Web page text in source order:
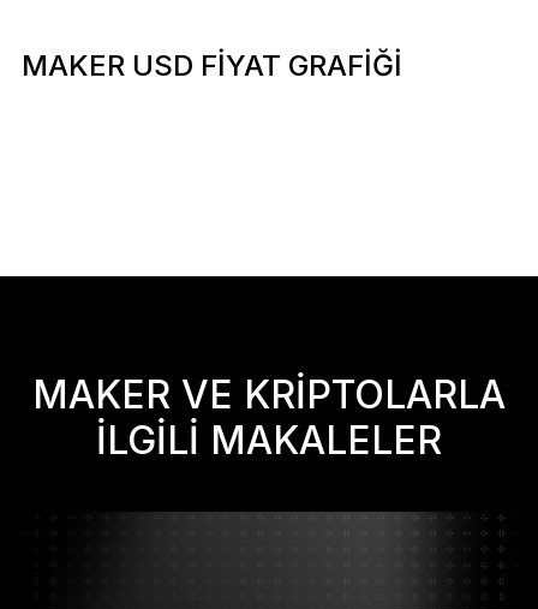
MAKER USD FİYAT GRAFİĞİ
MAKER VE KRIPTOLARLA
ILGILI MAKALELER